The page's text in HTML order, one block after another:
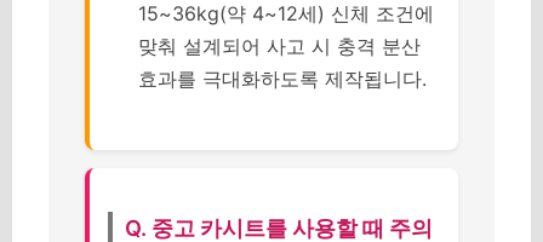
15~36kg(약 4~12세) 신체 조건에
맞춰 설계되어 사고 시 충격 분산
효과를 극대화하도록 제작됩니다.
Q. 중고 카시트를 사용할 때 주의